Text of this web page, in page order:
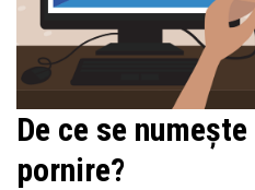
De ce se
pornire?